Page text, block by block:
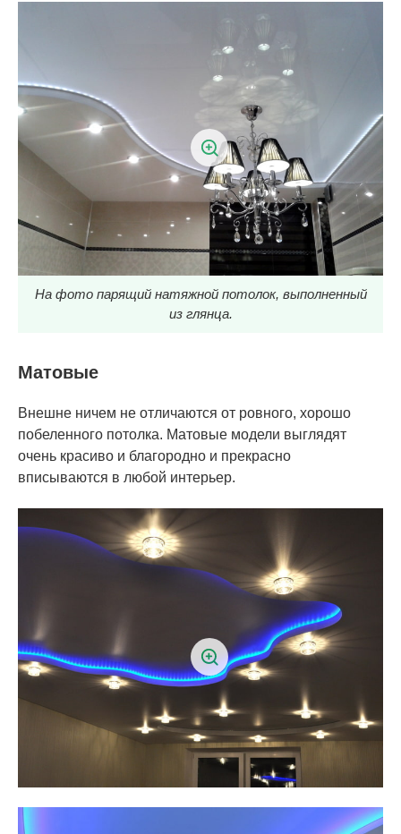
На фото парящий натяжной потолок, выполненный
из глянца.
Матовые
Внешне ничем не отличаются от ровного, хорошо
побеленного потолка. Матовые модели выглядят
очень красиво и благородно и прекрасно
вписываются в любой интерьер.